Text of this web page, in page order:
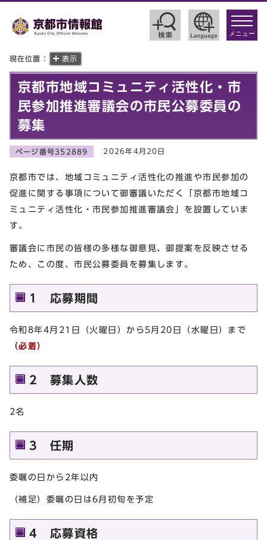
toggle
メニュー
現在位置： 表示
京都市地域コミュニティ活性化・市
民参加推進審議会の市民公募委員の
募集
ページ番号352889 2026年4月20日
京都市では、地域コミュニティ活性化の推進や市民参加の
促進に関する事項について御審議いただく「京都市地域コ
ミュニティ活性化・市民参加推進審議会」を設置していま
す。
審議会に市民の皆様の多様な御意見、御提案を反映させる
ため、この度、市民公募委員を募集します。
1 応募期間
令和8年4月21日（火曜日）から5月20日（水曜日）まで
（必着）
2 募集人数
2名
3 任期
委嘱の日から2年以内
（補足）委嘱の日は6月初旬を予定
4 応募資格